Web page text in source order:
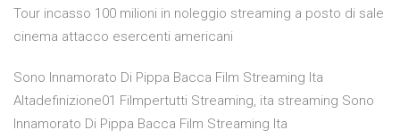
Tour incasso 100 milioni in noleggio streaming a posto di sale
cinema attacco esercenti americani
Sono Innamorato Di Pippa Bacca Film Streaming Ita
Altadefinizione01 Filmpertutti Streaming, ita streaming Sono
Innamorato Di Pippa Bacca Film Streaming Ita